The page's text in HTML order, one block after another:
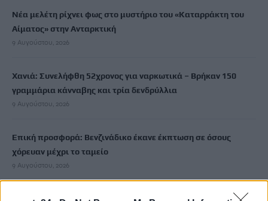
Νέα μελέτη ρίχνει φως στο μυστήριο του «Καταρράκτη του
Αίματος» στην Ανταρκτική
9 Αυγούστου, 2026
Χανιά: Συνελήφθη 52χρονος για ναρκωτικά – Βρήκαν 150
γραμμάρια κάνναβης και τρία δενδρύλλια
9 Αυγούστου, 2026
Επική προσφορά: Βενζινάδικο έκανε έκπτωση σε όσους
χόρευαν μέχρι το ταμείο
9 Αυγούστου, 2026
Πώς έγινε το τροχαίο στην Αθηνών-Σουνίου με δύο